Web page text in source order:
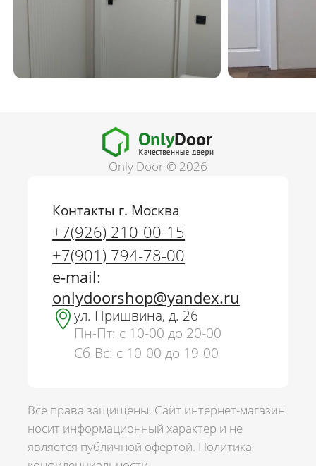
г. Москва
Only Door © 2026
Контакты г. Москва
+7(926) 210-00-15
+7(901) 794-78-00
e-mail:
onlydoorshop@yandex.ru
ул. Пришвина, д. 26
Пн-Пт: с 10-00 до 20-00
Сб-Вс: с 10-00 до 19-00
Все права защищены. Сайт интернет-магазин
носит информационный характер и не
является публичной офертой. Политика